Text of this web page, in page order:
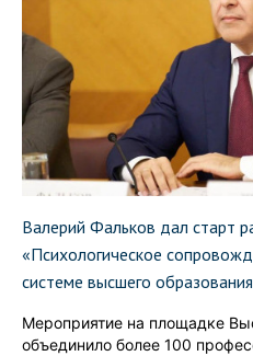
Валерий Фальков дал старт
«Психологическое
системе высшего
Мероприятие на площадке
объединило более 100